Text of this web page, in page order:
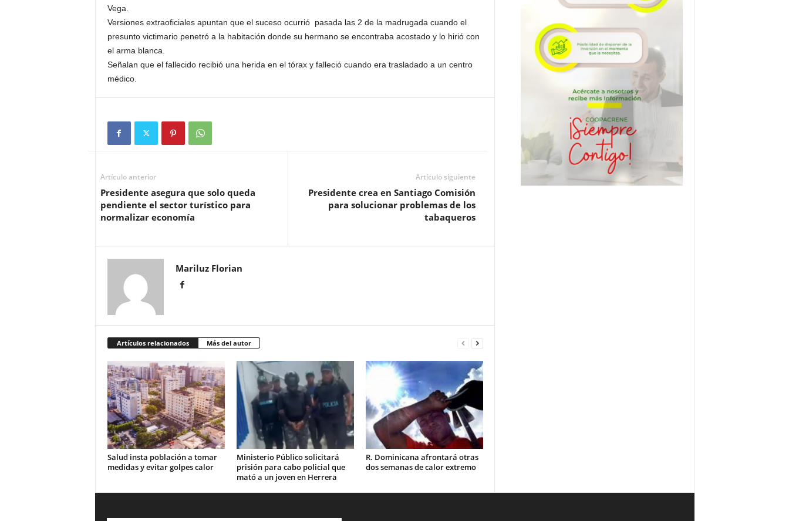
Vega.
Versiones extraoficiales apuntan que el suceso ocurrió pasada las 2 de la madrugada cuando el
presunto victimario penetró a la habitación donde su hermano se encontraba acostado y lo hirió con
el arma blanca.
Señalan que el fallecido recibió una herida en el tórax y falleció cuando era trasladado a un centro
médico.
Artículo anterior
Presidente asegura que solo queda
pendiente el sector turístico para
normalizar economía
Artículo siguiente
Presidente crea en Santiago Comisión
para solucionar problemas de los
tabaqueros
Mariluz Florian
Artículos relacionados Más del autor
Salud insta población a tomar
medidas y evitar golpes calor
Ministerio Público solicitará
prisión para cabo policial que
mató a un joven en Herrera
R. Dominicana afrontará otras
dos semanas de calor extremo